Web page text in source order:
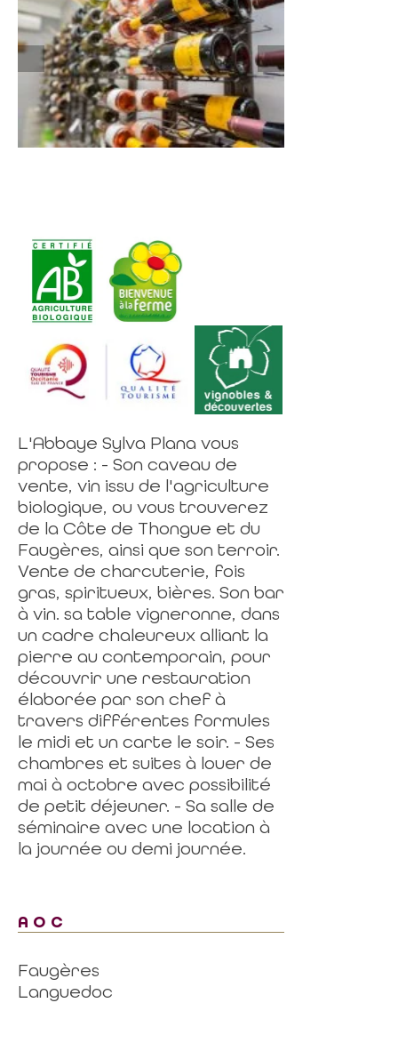
L'Abbaye Sylva Plana vous
propose : - Son caveau de
vente, vin issu de l'agriculture
biologique, ou vous trouverez
de la Côte de Thongue et du
Faugères, ainsi que son terroir.
Vente de charcuterie, fois
gras, spiritueux, bières. Son bar
à vin. sa table vigneronne, dans
un cadre chaleureux alliant la
pierre au contemporain, pour
découvrir une restauration
élaborée par son chef à
travers différentes formules
le midi et un carte le soir. - Ses
chambres et suites à louer de
mai à octobre avec possibilité
de petit déjeuner. - Sa salle de
séminaire avec une location à
la journée ou demi journée.
AOC
Faugères
Languedoc